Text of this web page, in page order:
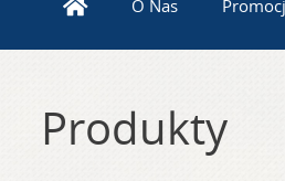
O Nas
Produkty